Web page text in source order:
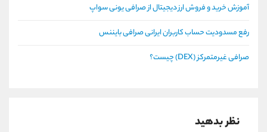
آموزش خرید و فروش ارز دیجیتال از صرافی یونی سواپ
رفع مسدودیت حساب کاربران ایرانی صرافی بایننس
صرافی غیرمتمرکز (DEX) چیست؟
نظر بدهید